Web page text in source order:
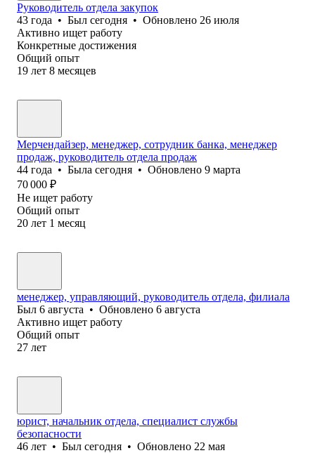
Руководитель отдела закупок
43 года • Был сегодня • Обновлено 26 июля
Активно ищет работу
Конкретные достижения
Общий опыт
19 лет 8 месяцев
Мерчендайзер, менеджер, сотрудник банка, менеджер
продаж, руководитель отдела продаж
44 года • Была сегодня • Обновлено 9 марта
70 000 ₽
Не ищет работу
Общий опыт
20 лет 1 месяц
менеджер, управляющий, руководитель отдела, филиала
Был 6 августа • Обновлено 6 августа
Активно ищет работу
Общий опыт
27 лет
юрист, начальник отдела, специалист службы
безопасности
46 лет • Был сегодня • Обновлено 22 мая